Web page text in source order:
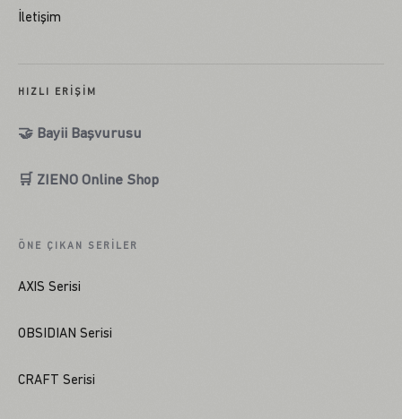
İletişim
HIZLI ERIŞIM
🤝 Bayii Başvurusu
🛒 ZIENO Online Shop
ÖNE ÇIKAN SERILER
AXIS Serisi
OBSIDIAN Serisi
CRAFT Serisi